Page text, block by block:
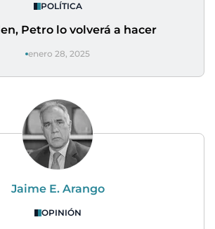
POLÍTICA
Petro lo volverá a hacer
enero 28, 2025
Jaime E. Arango
OPINIÓN